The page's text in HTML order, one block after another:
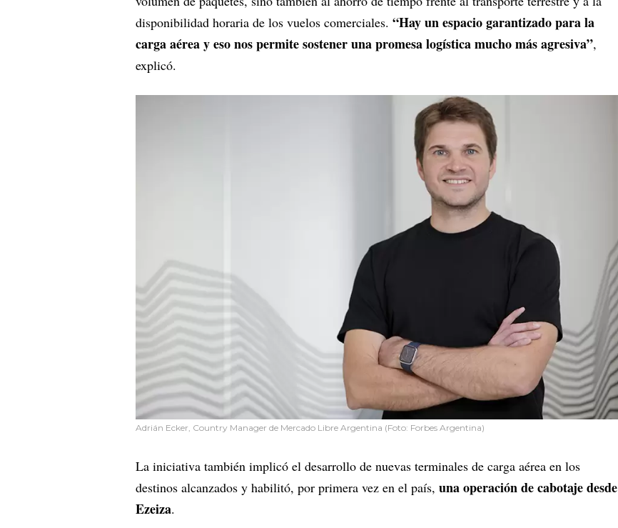
disponibilidad horaria de los vuelos comerciales. “Hay un espacio garantizado para la
carga aérea y eso nos permite sostener una promesa logística mucho más agresiva”,
explicó.
Adrián Ecker, Country Manager de Mercado Libre Argentina (Foto: Forbes Argentina)
La iniciativa también implicó el desarrollo de nuevas terminales de carga aérea en los
destinos alcanzados y habilitó, por primera vez en el país, una operación de cabotaje desde
Ezeiza.